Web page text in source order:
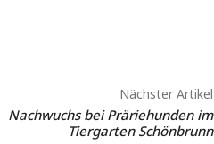
Nächster Artikel
Nachwuchs bei Präriehunden im
Tiergarten Schönbrunn